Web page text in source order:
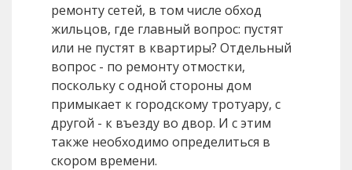
ремонту сетей, в том числе обход
жильцов, где главный вопрос: пустят
или не пустят в квартиры? Отдельный
вопрос - по ремонту отмостки,
поскольку с одной стороны дом
примыкает к городскому тротуару, с
другой - к въезду во двор. И с этим
также необходимо определиться в
скором времени.